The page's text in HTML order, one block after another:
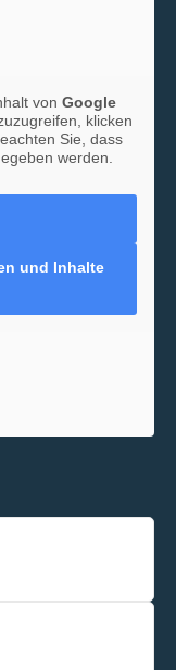
von Google
klicken
Sie, dass
werden.
und Inhalte